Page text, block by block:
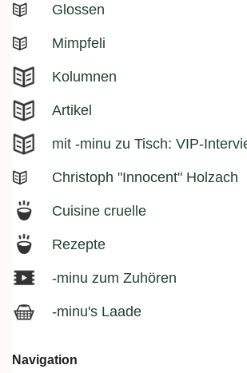
Glossen
Mimpfeli
Kolumnen
Artikel
mit -minu zu Tisch: VIP-
Christoph "Innocent" Holzach
Cuisine cruelle
Rezepte
-minu zum Zuhören
-minu's Laade
Navigation